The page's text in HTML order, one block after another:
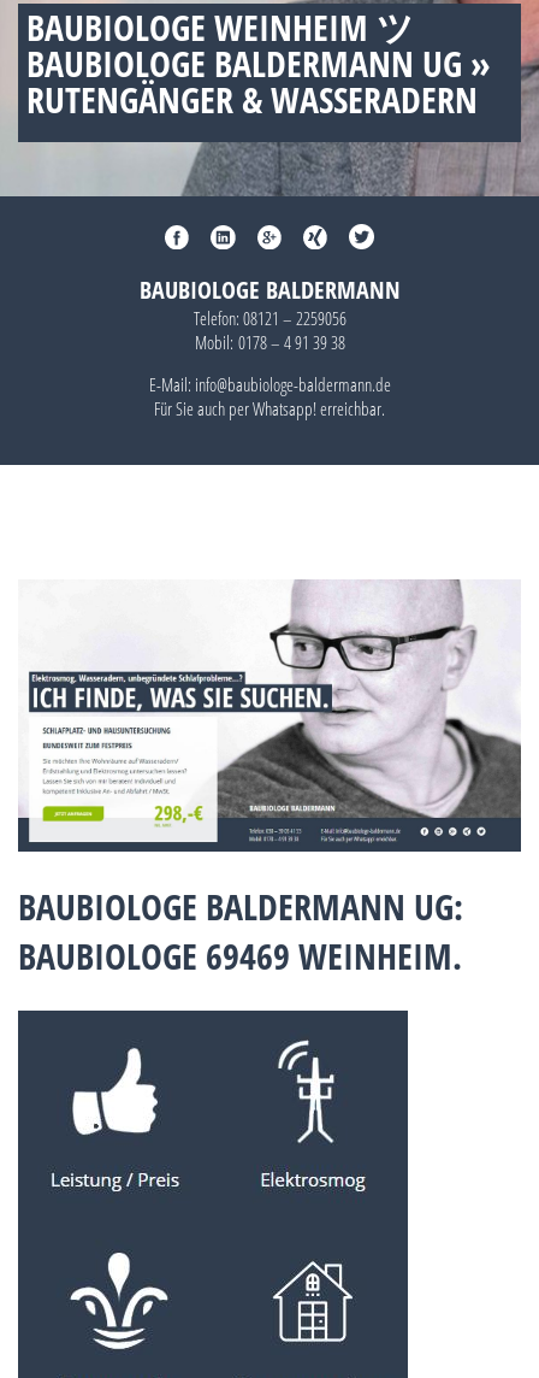
BAUBIOLOGE WEINHEIM ツ
BAUBIOLOGE BALDERMANN UG »
RUTENGÄNGER & WASSERADERN
BAUBIOLOGE BALDERMANN
Telefon: 08121 – 2259056
Mobil: 0178 – 4 91 39 38
E-Mail: info@baubiologe-baldermann.de
Für Sie auch perWhatsapp!erreichbar.
BAUBIOLOGE BALDERMANN UG:
BAUBIOLOGE 69469 WEINHEIM.